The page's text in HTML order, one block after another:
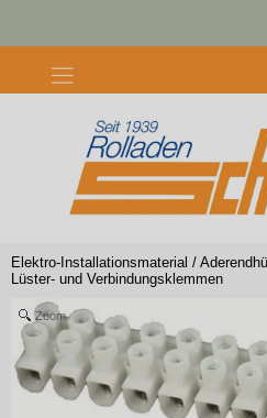
Elektro-Installationsmaterial /
Lüster- und Verbindungsklemmen
Zoom